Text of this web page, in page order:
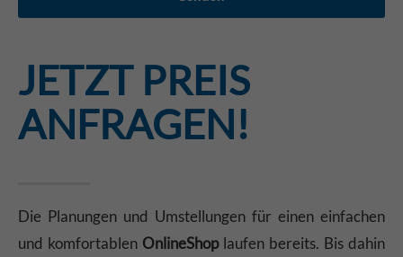
JETZT PREIS
ANFRAGEN!
Die Planungen und Umstellungen für einen einfachen
und komfortablen OnlineShoplaufen bereits. Bis dahin